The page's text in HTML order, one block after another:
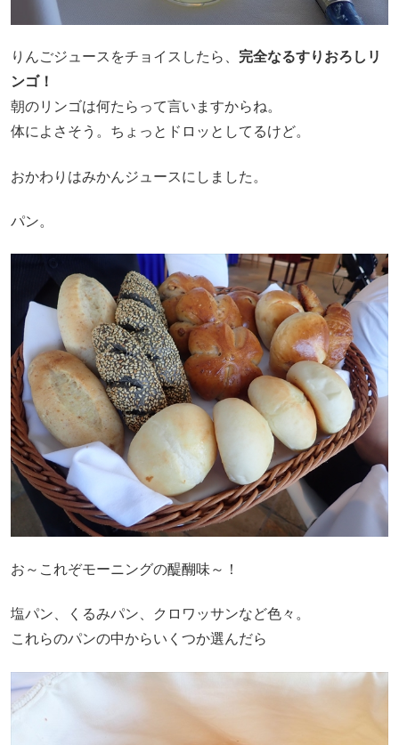
りんごジュースをチョイスしたら、 完全なるすりおろしリ
ンゴ！
朝のリンゴは何たらって言いますからね。
体によさそう。ちょっとドロッとしてるけど。
おかわりはみかんジュースにしました。
パン。
お～これぞモーニングの醍醐味～！
塩パン、くるみパン、クロワッサンなど色々。
これらのパンの中からいくつか選んだら